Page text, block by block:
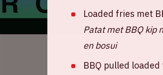
Loaded fries met
Patat met BBQ kip
en bosui
BBQ pulled